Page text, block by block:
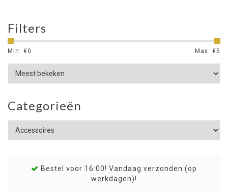
Filters
Min: €0 Max: €5
Categorieën
Bestel voor 16:00! Vandaag verzonden (op
werkdagen)!